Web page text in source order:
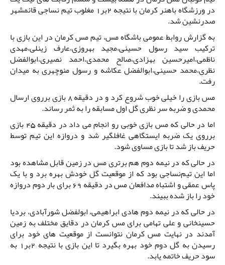
در ورزشگاه باهنر کرمان با نتیجه 2بر1 مغلوب تیم نساجی قائمشهر
صدرنشین شد.
به گزارش روابط عمومی باشگاه مس، تیم مس کرمان در این بازی با
ترکیب سید رسول حسینی،مجید بهروزی،عارف زینلی،مهدی
ناظمی،امیرحسین بهزادی،صالح محمدی،احمد نصیری،ابوالفضل
نظری،محمد حسینی،ابوالفضل عکاشه و رسول منوچهری به میدان
رفت.
مس بازی را خیلی خوب شروع کرد و در دقیقه 8 بازی برروی ارسال
محمدی و ضربه سر نظری گل اول مسابقه را به ثمر رساند.
اما در حالی که مس بازی خوبی رو انجام می داد در دقیقه 45 بازی
برروی یک ضربه ایستگاهی غافلگیر شد و دروازه این تیم توسط
حریف باز شد تا بازی مساوی شود.
در حالی که در نیمه دوم هم برتری مس در زمین قابل مشاهده بود
اما این تیم‌نساجی بود که از موقعیت گل خودش بهره برد و با یک
پاس عمقی و اشتباه مدافعان مس در دقیقه 69 برای بار دوم دروازه
خود را باز شده ببیند.
در حالی که در نیمه دوم هادی ابراهیمی، ابولفضل شورآبادی، بردیا
حسینخانی و علی تهامی برای مس کرمان در دقایق مختلف به زمین
آمدند در نهایت مس کرمان نتوانست از موقعیت های خود برای
رسیدن به گل دوم خود بهره بگیرد تا این بازی با نتیجه 2بر1 به
سود حریف خاتمه یابد.